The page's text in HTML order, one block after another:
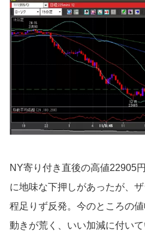
NY寄り付き直後の高値22905
に地味な下押しがあったが、
程足りず反発。今のところの
動きが荒く、いい加減に付い